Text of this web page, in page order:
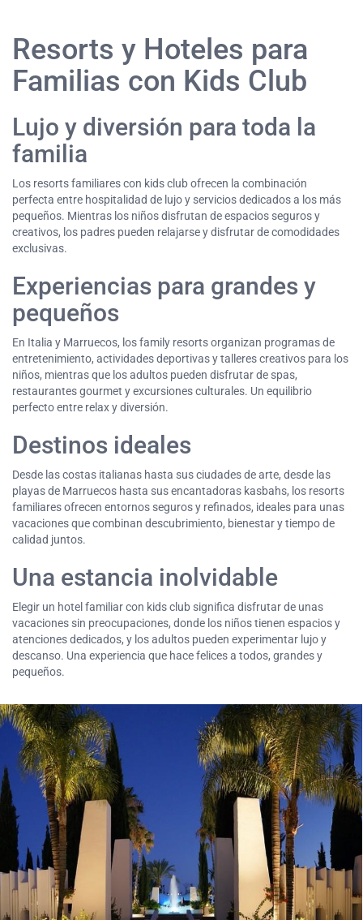
Resorts y Hoteles para
Familias con Kids Club
Lujo y diversión para toda la
familia
Los resorts familiares con kids club ofrecen la combinación
perfecta entre hospitalidad de lujo y servicios dedicados a los más
pequeños. Mientras los niños disfrutan de espacios seguros y
creativos, los padres pueden relajarse y disfrutar de comodidades
exclusivas.
Experiencias para grandes y
pequeños
En Italia y Marruecos, los family resorts organizan programas de
entretenimiento, actividades deportivas y talleres creativos para los
niños, mientras que los adultos pueden disfrutar de spas,
restaurantes gourmet y excursiones culturales. Un equilibrio
perfecto entre relax y diversión.
Destinos ideales
Desde las costas italianas hasta sus ciudades de arte, desde las
playas de Marruecos hasta sus encantadoras kasbahs, los resorts
familiares ofrecen entornos seguros y refinados, ideales para unas
vacaciones que combinan descubrimiento, bienestar y tiempo de
calidad juntos.
Una estancia inolvidable
Elegir un hotel familiar con kids club significa disfrutar de unas
vacaciones sin preocupaciones, donde los niños tienen espacios y
atenciones dedicados, y los adultos pueden experimentar lujo y
descanso. Una experiencia que hace felices a todos, grandes y
pequeños.